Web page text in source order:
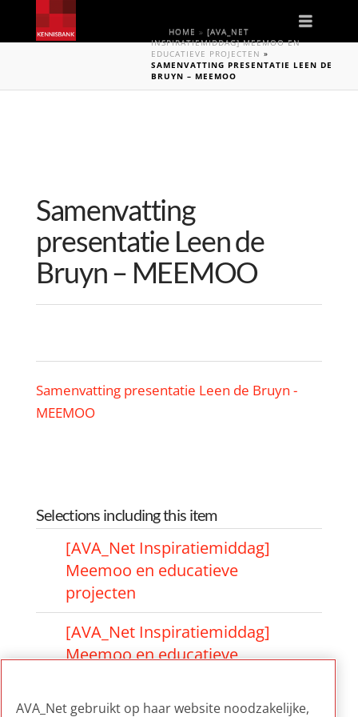
HOME » [AVA_NET
INSPIRATIEMIDDAG] MEEMOO EN
EDUCATIEVE PROJECTEN »
SAMENVATTING PRESENTATIE LEEN DE
BRUYN – MEEMOO
Samenvatting
presentatie Leen de
Bruyn – MEEMOO
Samenvatting presentatie Leen de Bruyn -
MEEMOO
Selections including this item
[AVA_Net Inspiratiemiddag]
Meemoo en educatieve
projecten
[AVA_Net Inspiratiemiddag]
Meemoo en educatieve
AVA_Net gebruikt op haar website noodzakelijke,